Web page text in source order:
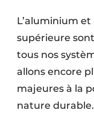
L’aluminium
supérieure
tous nos
allons encore
majeures à la
nature